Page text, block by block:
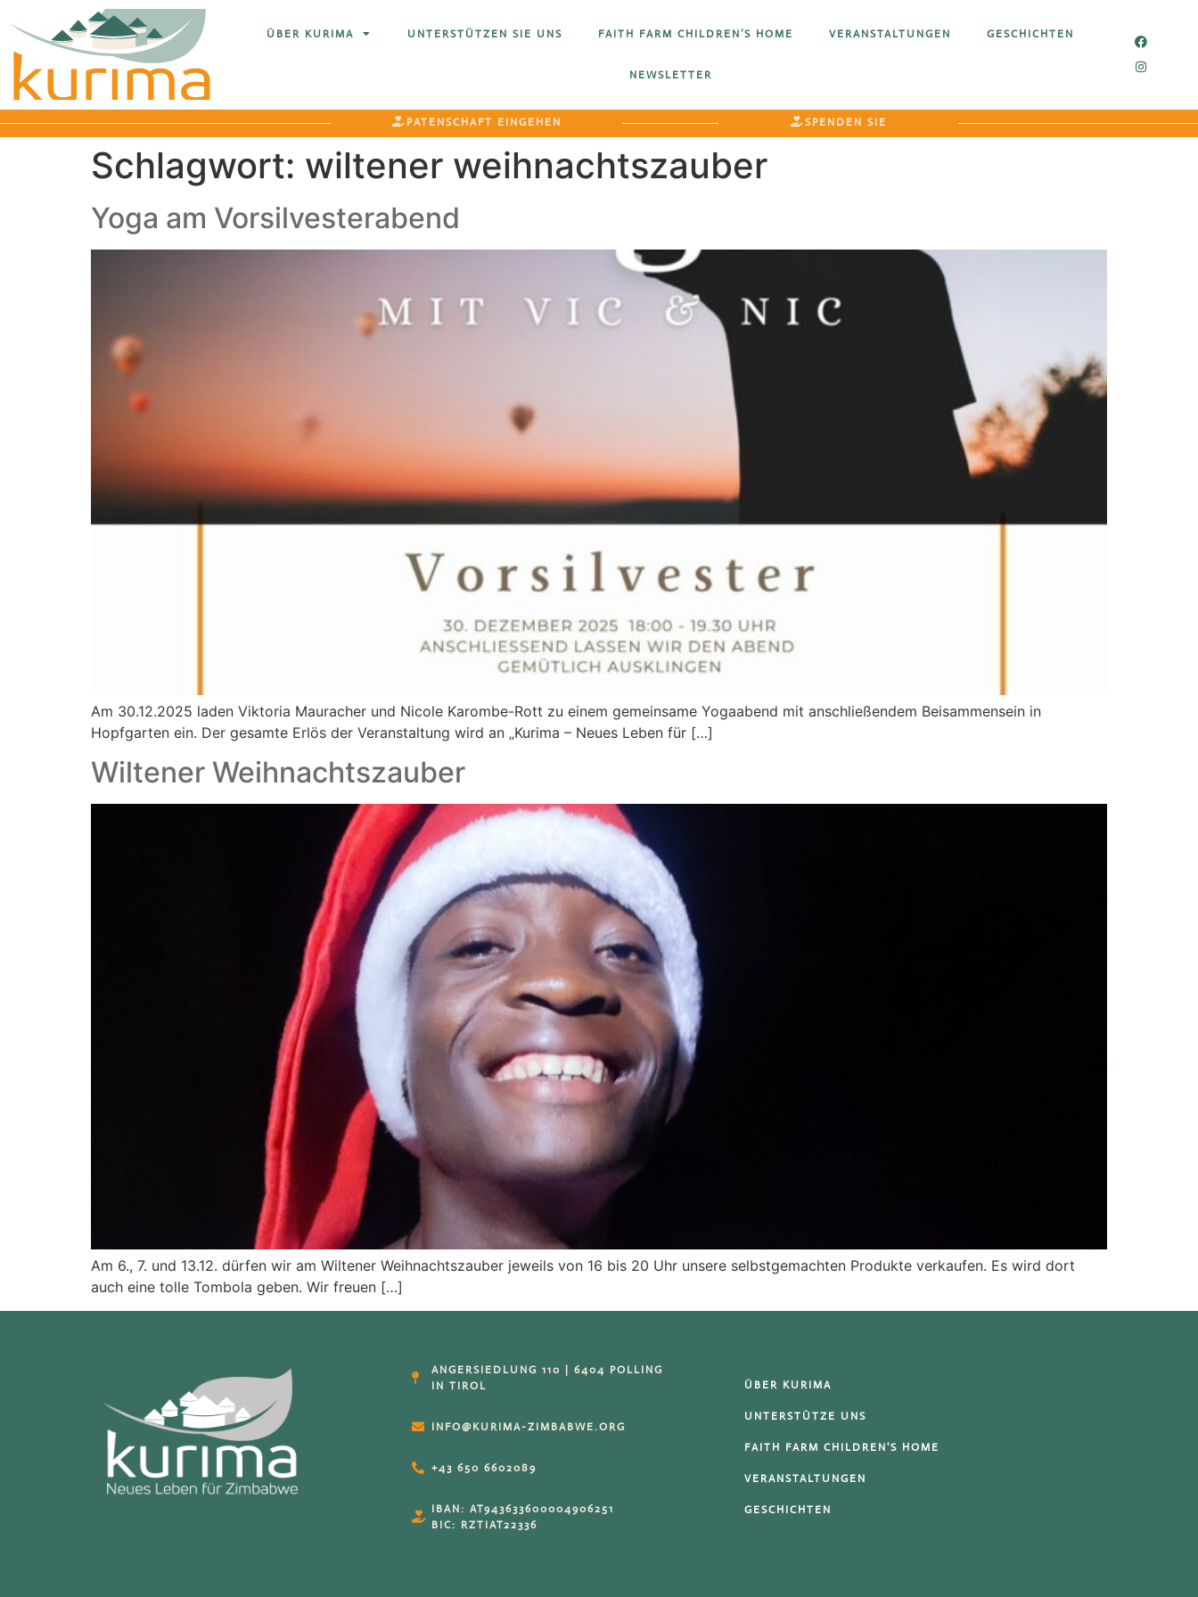
ÜBER KURIMA UNTERSTÜTZEN SIE UNS FAITH FARM CHILDREN’S HOME VERANSTALTUNGEN GESCHICHTEN
NEWSLETTER
PATENSCHAFT EINGEHEN SPENDEN SIE
Schlagwort: wiltener weihnachtszauber
Yoga am Vorsilvesterabend
Am 30.12.2025 laden Viktoria Mauracher und Nicole Karombe-Rott zu einem gemeinsame Yogaabend mit anschließendem Beisammensein in
Hopfgarten ein. Der gesamte Erlös der Veranstaltung wird an „Kurima – Neues Leben für […]
Wiltener Weihnachtszauber
Am 6., 7. und 13.12. dürfen wir am Wiltener Weihnachtszauber jeweils von 16 bis 20 Uhr unsere selbstgemachten Produkte verkaufen. Es wird dort
auch eine tolle Tombola geben. Wir freuen […]
ANGERSIEDLUNG 110 | 6404 POLLING
IN TIROL
INFO@KURIMA-ZIMBABWE.ORG
+43 650 6602089
IBAN: AT943633600004906251
BIC: RZTIAT22336
ÜBER KURIMA
UNTERSTÜTZE UNS
FAITH FARM CHILDREN'S HOME
VERANSTALTUNGEN
GESCHICHTEN